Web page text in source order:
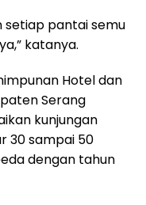
setiap pantai semu
katanya.
Hotel dan
Serang
kunjungan
30 sampai 50
dengan tahun